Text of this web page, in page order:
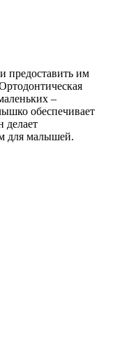
предоставить им
–
обеспечивает
делает
для малышей.